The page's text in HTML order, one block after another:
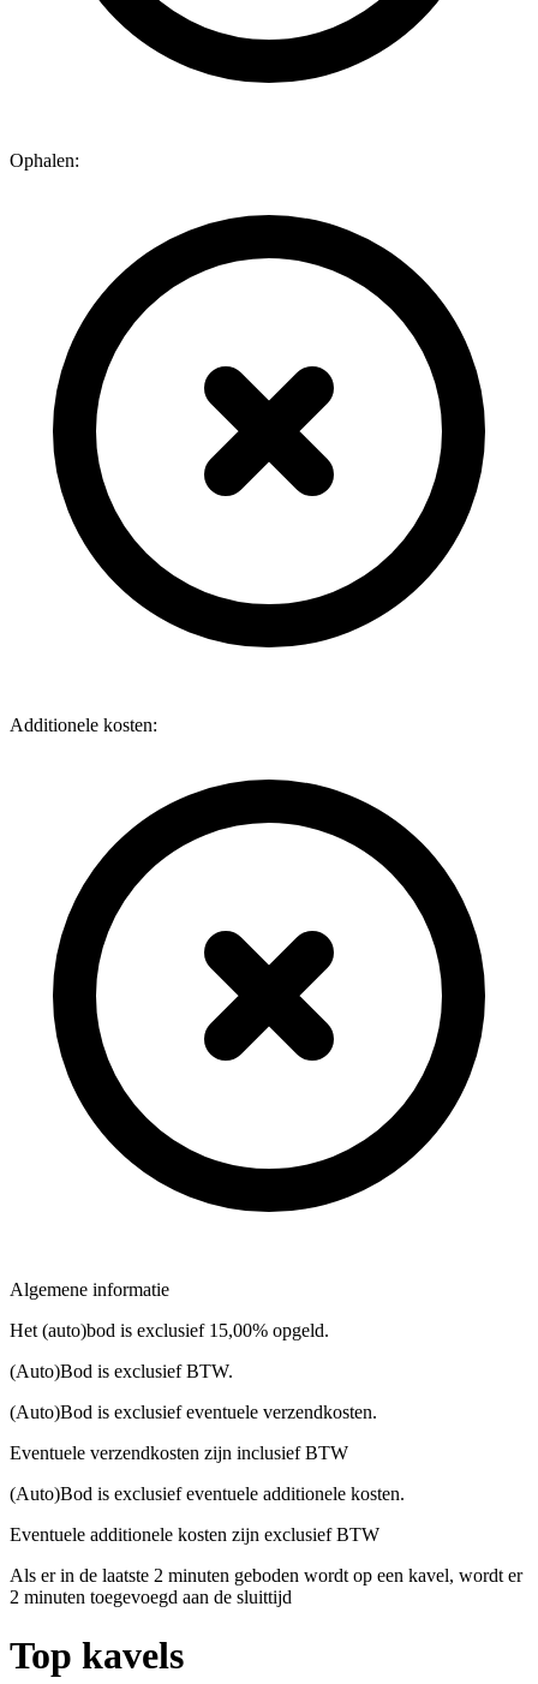
Ophalen:
Additionele kosten:
Algemene informatie
Het (auto)bod is exclusief 15,00% opgeld.
(Auto)Bod is exclusief BTW.
(Auto)Bod is exclusief eventuele verzendkosten.
Eventuele verzendkosten zijn inclusief BTW
(Auto)Bod is exclusief eventuele additionele kosten.
Eventuele additionele kosten zijn exclusief BTW
Als er in de laatste 2 minuten geboden wordt op een kavel, wordt er
2 minuten toegevoegd aan de sluittijd
Top kavels